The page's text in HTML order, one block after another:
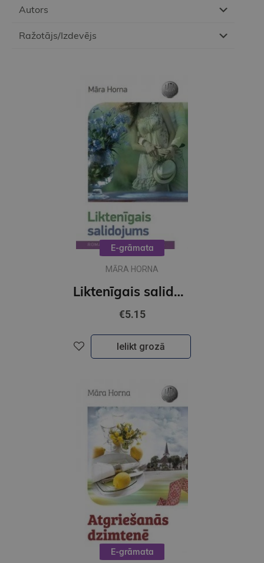
Autors
Ražotājs/Izdevējs
E-grāmata
MĀRA HORNA
Liktenīgais salidojums (e-grāmata)
€5.15
Ielikt grozā
E-grāmata